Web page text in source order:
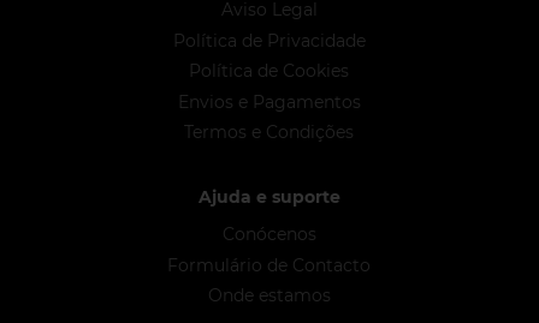
Aviso Legal
Política de Privacidade
Política de Cookies
Envios e Pagamentos
Termos e Condições
Ajuda e suporte
Conócenos
Formulário de Contacto
Onde estamos